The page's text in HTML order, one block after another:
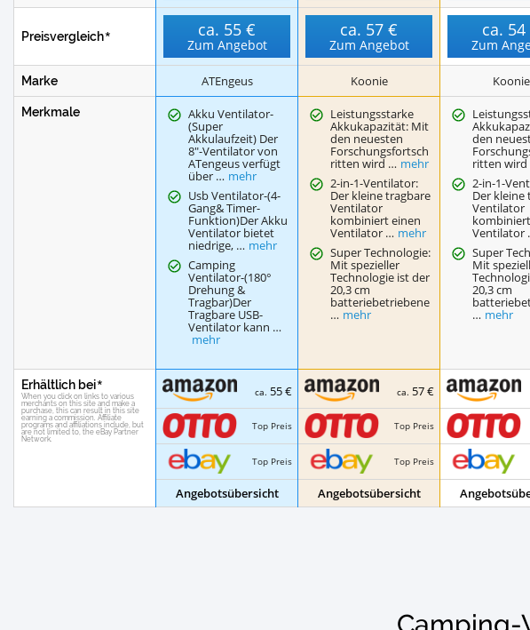
Preisvergleich ca. 55 €
Zum Angebot
ca. 57 €
Zum Angebot
ca. 54
Zum
Marke ATEngeus Koonie Koonie
Merkmale Akku Ventilator-
(Super
Akkulaufzeit) Der
8"-Ventilator von
ATengeus verfügt
über … mehr
Usb Ventilator-(4-
Gang& Timer-
Funktion)Der Akku
Ventilator bietet
niedrige, … mehr
Camping
Ventilator-(180°
Drehung &
Tragbar)Der
Tragbare USB-
Ventilator kann …
mehr
Leistungsstarke
Akkukapazität: Mit
den neuesten
Forschungsfortsch
ritten wird … mehr
2-in-1-Ventilator:
Der kleine tragbare
Ventilator
kombiniert einen
Ventilator … mehr
Super Technologie:
Mit spezieller
Technologie ist der
20,3 cm
batteriebetriebene
… mehr
den
ritten
2-in-1-
Der kleine
Ventilator
Ventilator
Super
Mit
20,3 cm
… mehr
Erhältlich bei ca. 55 €
Top Preis
Top Preis
Angebotsübersicht
ca. 57 €
Top Preis
Top Preis
Angebotsübersicht